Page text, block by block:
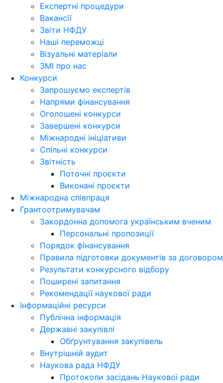
Експертні процедури
Вакансії
Звіти НФДУ
Наші переможці
Візуальні матеріали
ЗМІ про нас
Конкурси
Запрошуємо експертів
Напрями фінансування
Оголошені конкурси
Завершені конкурси
Міжнародні ініціативи
Спільні конкурси
Звітність
Поточні проєкти
Виконані проєкти
Міжнародна співпраця
Грантоотримувачам
Закордонна допомога українським вченим
Персональні пропозиції
Порядок фінансування
Правила підготовки документів за договором
Результати конкурсного відбору
Поширені запитання
Рекомендації наукової ради
Інформаційні ресурси
Публічна інформація
Державні закупівлі
Обґрунтування закупівель
Внутрішній аудит
Наукова рада НФДУ
Протоколи засідань Наукової ради